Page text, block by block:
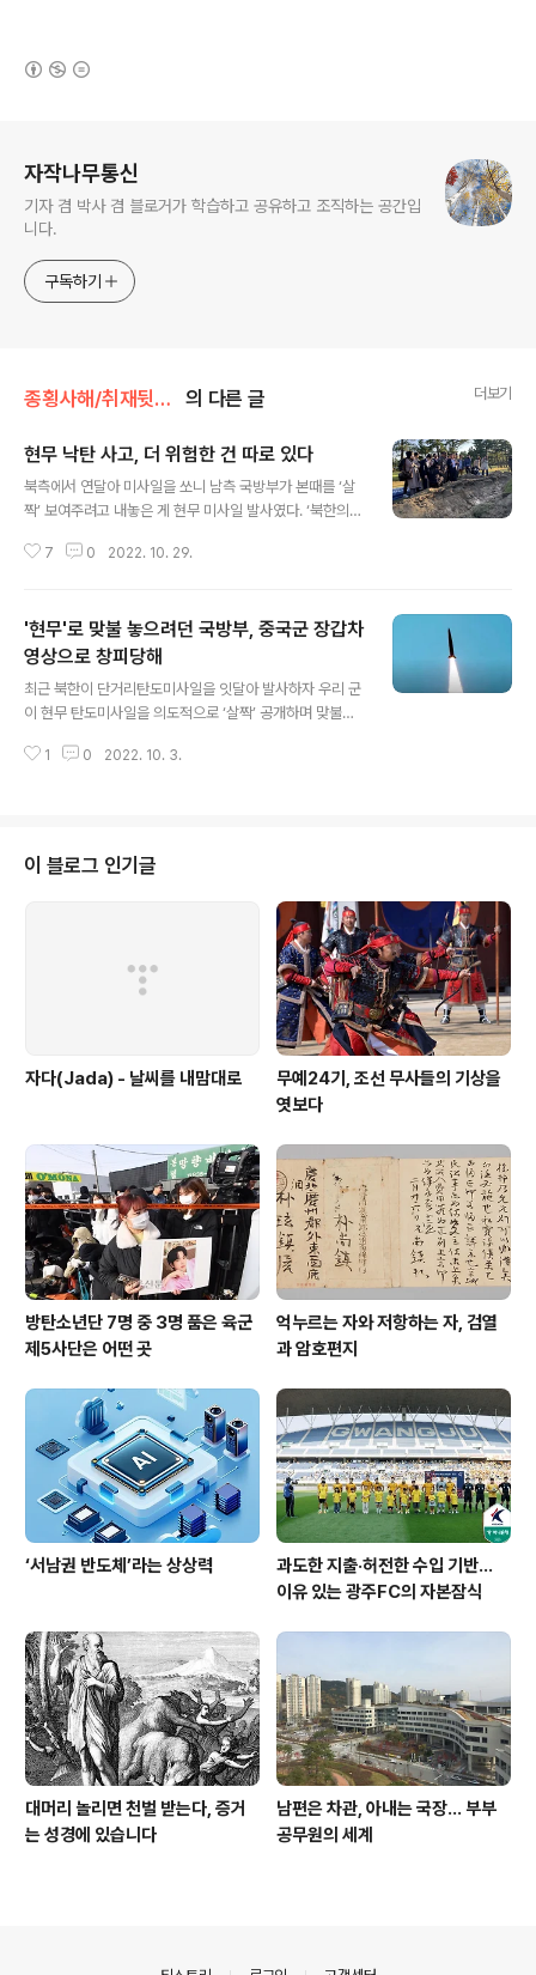
자작나무통신
기자 겸 박사 겸 블로거가 학습하고 공유하고 조직하는 공간입
니다.
구독하기
종횡사해/취재뒷얘기 의 다른 글 더보기
현무 낙탄 사고, 더 위험한 건 따로 있다
북측에서 연달아 미사일을 쏘니 남측 국방부가 본때를 ‘살
짝’ 보여주려고 내놓은 게 현무 미사일 발사였다. ‘북한의
졌다. 그날 오후 11시 현무를 발사하고 나서 10초 동안은
지 않았다. ‘빽도’를 한 것도 동네 창피한데 하필 파편이 민
가 근처에 떨어졌다. 공교롭게도 북측이 쏜 탄도미사일은
4500km를 날아가 태평양에 떨어졌다. 창피도 이런 창피
가 없다. 그게 끝일까. 더 큰 문제는 따로 있었다. ‘현무-2
하느라 강원도 강릉시 제18전투비행단에선 강한 불꽃과
7 0 2022. 10. 29.
'현무'로 맞불 놓으려던 국방부, 중국군 장갑차
영상으로 창피당해
최근 북한이 단거리탄도미사일을 잇달아 발사하자 우리 군
이 현무 탄도미사일을 의도적으로 ‘살짝’ 공개하며 맞불을
사용하는 바람에 빛이 바랬다. 국방부는 지난 1일 충남 계
사 장면을 짧게 노출했다. 북한이 핵을 사용했을 때 응징하
는 수단으로 활용할 최신 미사일의 발사 영상을 처음으로
공개한 것이다. 3축이란 북한 핵·미사일을 탐지하는 킬체
인, 발사된 미사일을 조기에 탐지·요격하는 한국형 미사일
방어, 타격 능력으로 응징·보복에 나서는 한국형 대량응징
보복(KMPR)을 말한다. 탄두 중량 추정치..
1 0 2022. 10. 3.
이 블로그 인기글
자다(Jada) - 날씨를 내맘대로
무예24기, 조선 무사들의 기상을
엿보다
방탄소년단 7명 중 3명 품은 육군
제5사단은 어떤 곳
억누르는 자와 저항하는 자, 검열
과 암호편지
‘서남권 반도체’라는 상상력
과도한 지출·허전한 수입 기반…
이유 있는 광주FC의 자본잠식
대머리 놀리면 천벌 받는다, 증거
는 성경에 있습니다
남편은 차관, 아내는 국장... 부부
공무원의 세계